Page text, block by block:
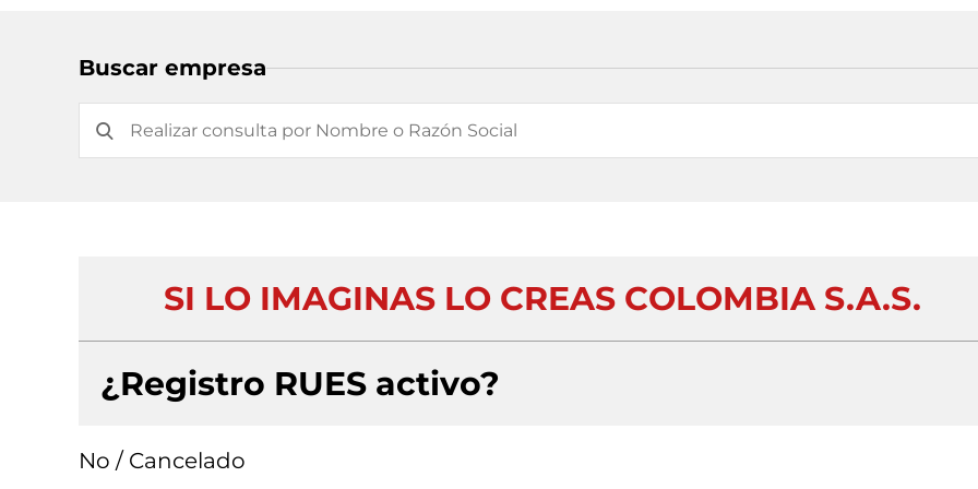
Buscar empresa
SI LO IMAGINAS LO CREAS COLOMBIA S.A.S.
¿Registro RUES activo?
No / Cancelado